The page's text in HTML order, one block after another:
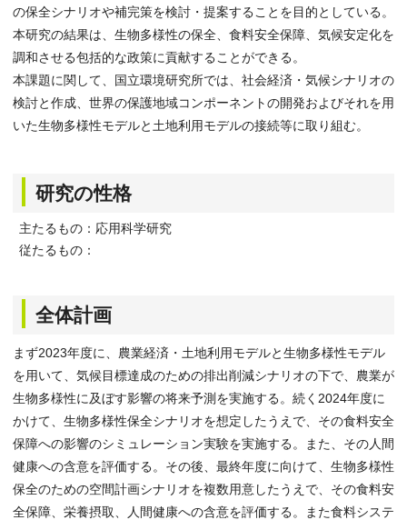
の保全シナリオや補完策を検討・提案することを目的としている。
本研究の結果は、生物多様性の保全、食料安全保障、気候安定化を
調和させる包括的な政策に貢献することができる。
本課題に関して、国立環境研究所では、社会経済・気候シナリオの
検討と作成、世界の保護地域コンポーネントの開発およびそれを用
いた生物多様性モデルと土地利用モデルの接続等に取り組む。
研究の性格
主たるもの：応用科学研究
従たるもの：
全体計画
まず2023年度に、農業経済・土地利用モデルと生物多様性モデル
を用いて、気候目標達成のための排出削減シナリオの下で、農業が
生物多様性に及ぼす影響の将来予測を実施する。続く2024年度に
かけて、生物多様性保全シナリオを想定したうえで、その食料安全
保障への影響のシミュレーション実験を実施する。また、その人間
健康への含意を評価する。その後、最終年度に向けて、生物多様性
保全のための空間計画シナリオを複数用意したうえで、その食料安
全保障、栄養摂取、人間健康への含意を評価する。また食料システ